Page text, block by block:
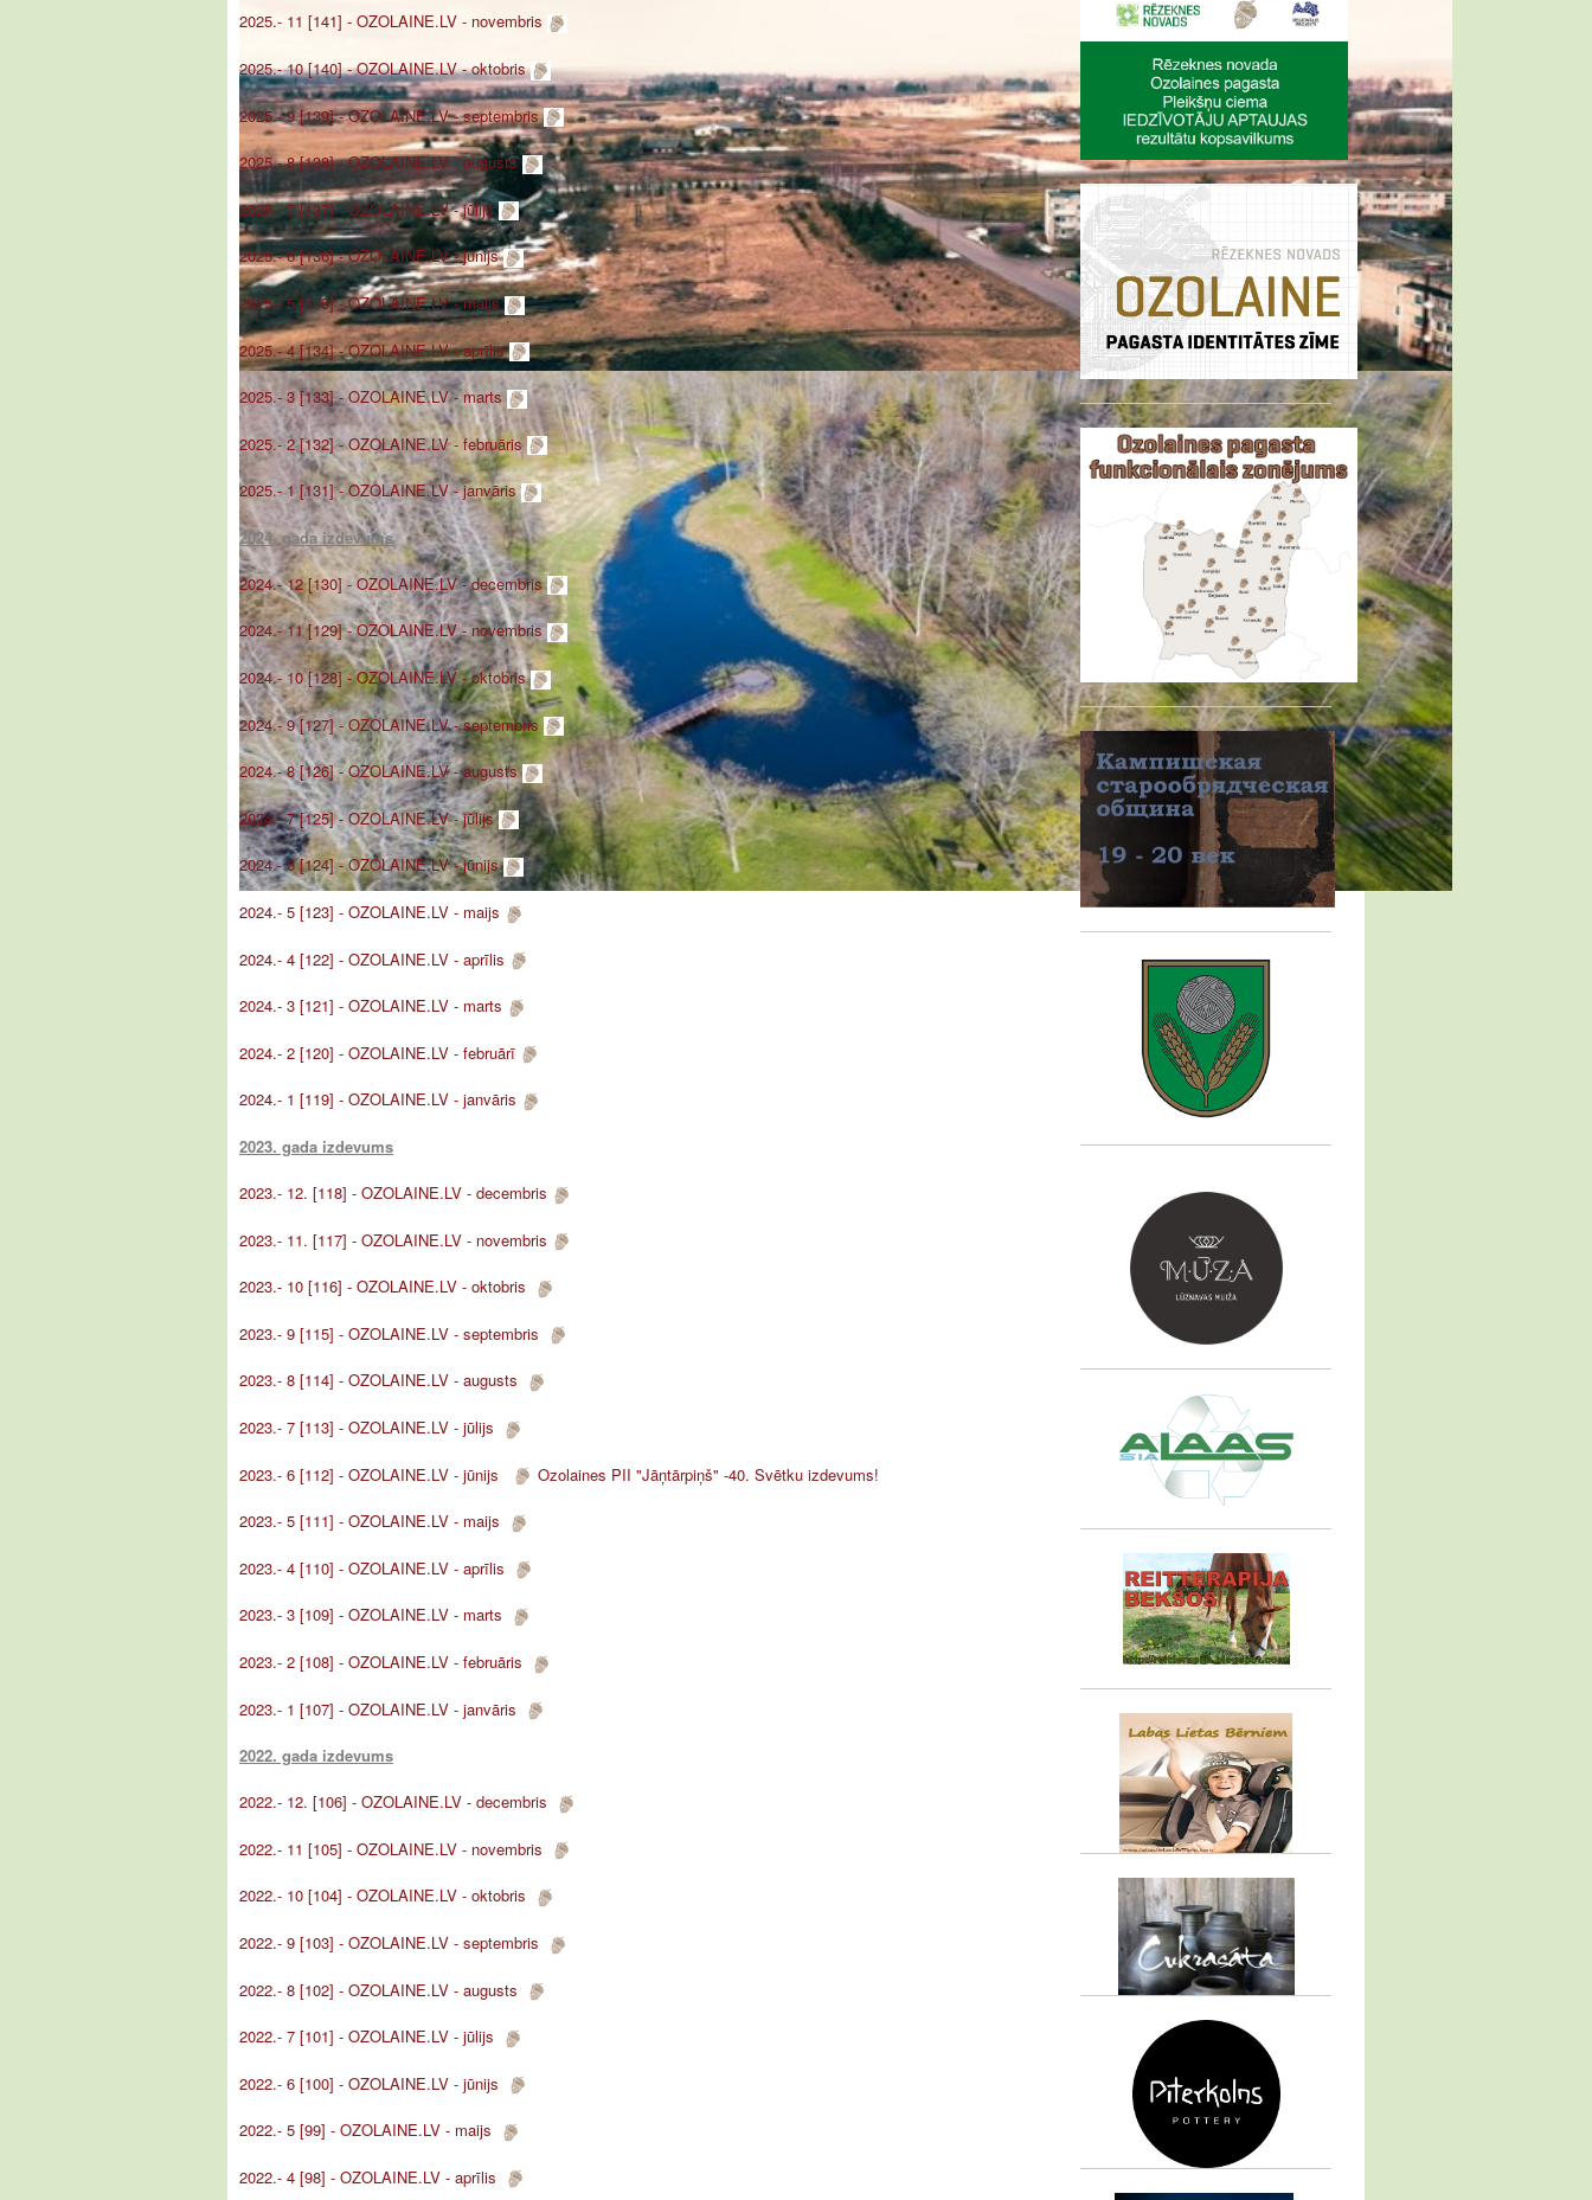
2025.- 11 [141] - OZOLAINE.LV - novembris
2025.- 10 [140] - OZOLAINE.LV - oktobris
2025.- 9 [139] - OZOLAINE.LV - septembris
2025.- 8 [138] - OZOLAINE.LV - augusts
2025.- 7 [137] - OZOLAINE.LV - jūlijs
2025.- 6 [136] - OZOLAINE.LV - jūnijs
2025.- 5 [135] - OZOLAINE.LV - maijs
2025.- 4 [134] - OZOLAINE.LV - aprīlis
2025.- 3 [133] - OZOLAINE.LV - marts
2025.- 2 [132] - OZOLAINE.LV - februāris
2025.- 1 [131] - OZOLAINE.LV - janvāris
2024. gada izdevums
2024.- 12 [130] - OZOLAINE.LV - decembris
2024.- 11 [129] - OZOLAINE.LV - novembris
2024.- 10 [128] - OZOLAINE.LV - oktobris
2024.- 9 [127] - OZOLAINE.LV - septembris
2024.- 8 [126] - OZOLAINE.LV - augusts
2024.- 7 [125] - OZOLAINE.LV - jūlijs
2024.- 6 [124] - OZOLAINE.LV - jūnijs
2024.- 5 [123] - OZOLAINE.LV - maijs
2024.- 4 [122] - OZOLAINE.LV - aprīlis
2024.- 3 [121] - OZOLAINE.LV - marts
2024.- 2 [120] - OZOLAINE.LV - februārī
2024.- 1 [119] - OZOLAINE.LV - janvāris
2023. gada izdevums
2023.- 12. [118] - OZOLAINE.LV - decembris
2023.- 11. [117] - OZOLAINE.LV - novembris
2023.- 10 [116] - OZOLAINE.LV - oktobris
2023.- 9 [115] - OZOLAINE.LV - septembris
2023.- 8 [114] - OZOLAINE.LV - augusts
2023.- 7 [113] - OZOLAINE.LV - jūlijs
2023.- 6 [112] - OZOLAINE.LV - jūnijs Ozolaines PII "Jāņtārpiņš" -40. Svētku izdevums!
2023.- 5 [111] - OZOLAINE.LV - maijs
2023.- 4 [110] - OZOLAINE.LV - aprīlis
2023.- 3 [109] - OZOLAINE.LV - marts
2023.- 2 [108] - OZOLAINE.LV - februāris
2023.- 1 [107] - OZOLAINE.LV - janvāris
2022. gada izdevums
2022.- 12. [106] - OZOLAINE.LV - decembris
2022.- 11 [105] - OZOLAINE.LV - novembris
2022.- 10 [104] - OZOLAINE.LV - oktobris
2022.- 9 [103] - OZOLAINE.LV - septembris
2022.- 8 [102] - OZOLAINE.LV - augusts
2022.- 7 [101] - OZOLAINE.LV - jūlijs
2022.- 6 [100] - OZOLAINE.LV - jūnijs
2022.- 5 [99] - OZOLAINE.LV - maijs
2022.- 4 [98] - OZOLAINE.LV - aprīlis